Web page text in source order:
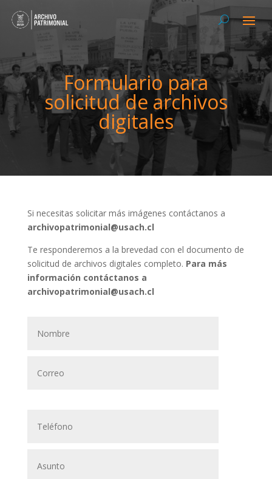
Formulario para
solicitud de archivos
digitales
Si necesitas solicitar más imágenes contáctanos a
archivopatrimonial@usach.cl
Te responderemos a la brevedad con el documento de
solicitud de archivos digitales completo. Para más
información contáctanos a
archivopatrimonial@usach.cl